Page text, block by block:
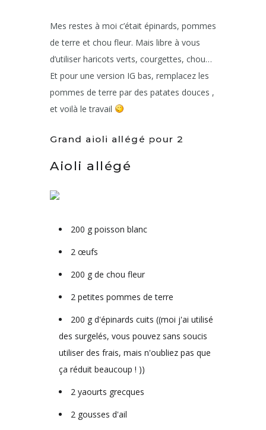
Mes restes à moi c’était épinards, pommes
de terre et chou fleur. Mais libre à vous
d’utiliser haricots verts, courgettes, chou…
Et pour une version IG bas, remplacez les
pommes de terre par des patates douces ,
et voilà le travail
Grand aioli allégé pour 2
Aioli allégé
200 g poisson blanc
2 œufs
200 g de chou fleur
2 petites pommes de terre
200 g d'épinards cuits ((moi j'ai utilisé
des surgelés, vous pouvez sans soucis
utiliser des frais, mais n'oubliez pas que
ça réduit beaucoup ! ))
2 yaourts grecques
2 gousses d'ail